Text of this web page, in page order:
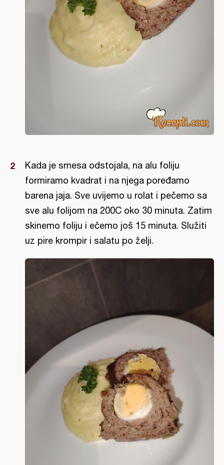
Kada je smesa odstojala, na alu foliju
formiramo kvadrat i na njega poređamo
barena jaja. Sve uvijemo u rolat i pečemo sa
sve alu folijom na 200C oko 30 minuta. Zatim
skinemo foliju i ečemo još 15 minuta. Služiti
uz pire krompir i salatu po želji.